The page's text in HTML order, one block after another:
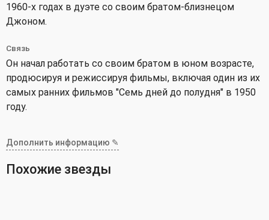
1960-х годах в дуэте со своим братом-близнецом
Джоном.
Связь
Он начал работать со своим братом в юном возрасте,
продюсируя и режиссируя фильмы, включая один из их
самых ранних фильмов "Семь дней до полудня" в 1950
году.
Дополнить информацию ✎
Похожие звезды